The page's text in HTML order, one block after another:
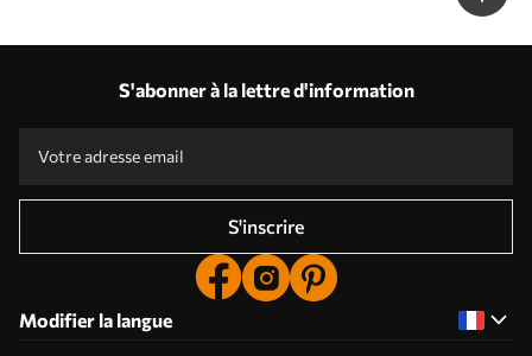
S'abonner à la lettre d'information
S'inscrire
Modifier la langue